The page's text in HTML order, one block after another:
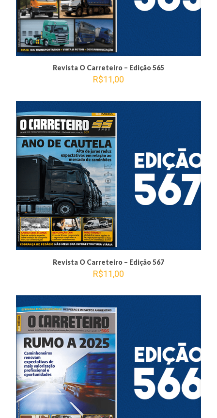
Revista O Carreteiro – Edição 565
R$11,00
Revista O Carreteiro – Edição 567
R$11,00